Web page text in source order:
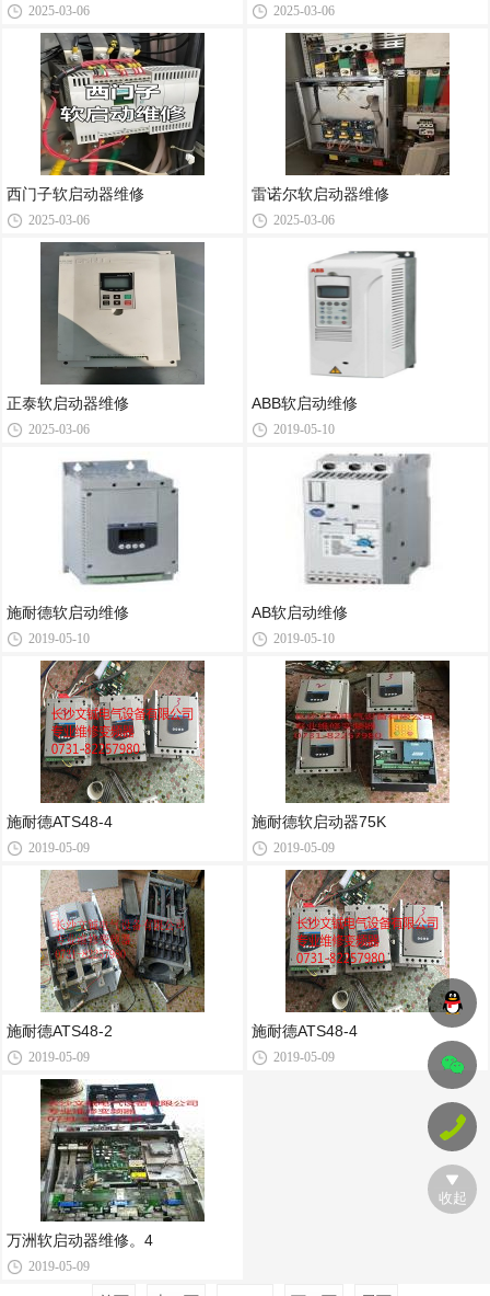
2025-03-06
西门子软启动器维修
2025-03-06
正泰软启动器维修
2025-03-06
施耐德软启动维修
2019-05-10
施耐德ATS48-4
2019-05-09
施耐德ATS48-2
2019-05-09
万洲软启动器维修。4
2019-05-09
2025-03-06
雷诺尔软启动器维修
2025-03-06
ABB软启动维修
2019-05-10
AB软启动维修
2019-05-10
施耐德软启动器75K
2019-05-09
施耐德ATS48-4
2019-05-09
收起